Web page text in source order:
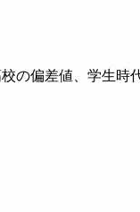
の偏差値、学生時